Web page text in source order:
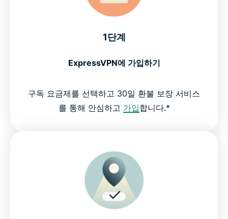
1단계
ExpressVPN에 가입하기
구독 요금제를 선택하고 30일 환불 보장 서비스
를 통해 안심하고 가입합니다.*